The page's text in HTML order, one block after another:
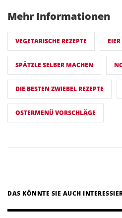
Mehr Informationen
VEGETARISCHE REZEPTE
SPÄTZLE SELBER MACHEN
DIE BESTEN ZWIEBEL REZEPTE
OSTERMENÜ VORSCHLÄGE
DAS KÖNNTE SIE AUCH